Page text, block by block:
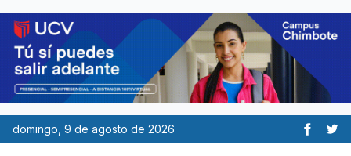
domingo, 9 de agosto de 2026